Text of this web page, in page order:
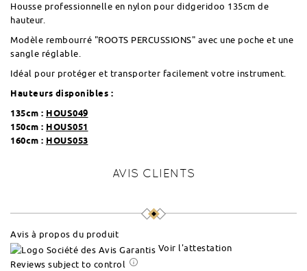
Housse professionnelle en nylon pour didgeridoo 135cm de
hauteur.
Modèle rembourré "ROOTS PERCUSSIONS" avec une poche et une
sangle réglable.
Idéal pour protéger et transporter facilement votre instrument.
Hauteurs disponibles :
135cm : HOUS049
150cm : HOUS051
160cm : HOUS053
AVIS CLIENTS
Avis à propos du produit
Voir l'attestation
Reviews subject to control